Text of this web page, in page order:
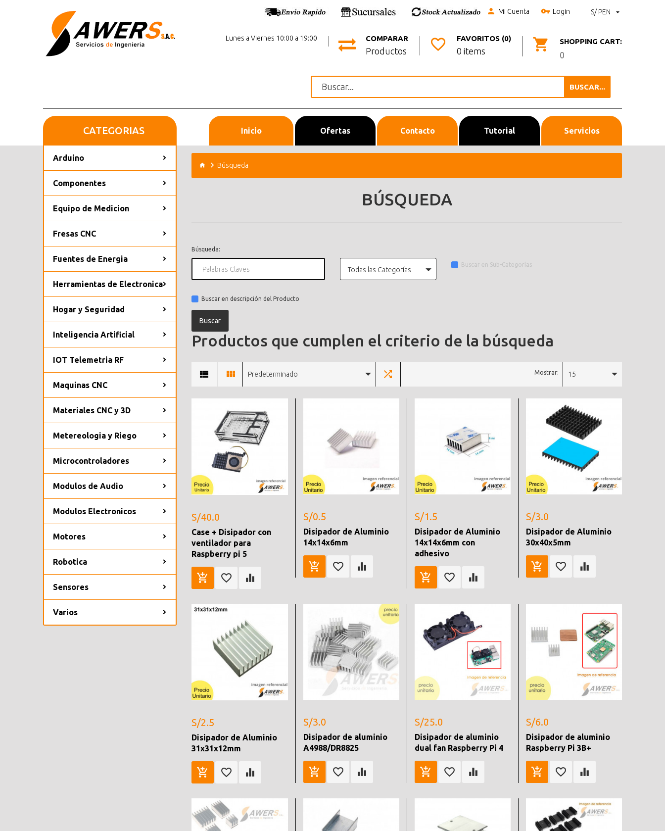
S/ PEN
Mi Cuenta Login
SHOPPING CART:
0
FAVORITOS (0)
0 items
COMPARAR
Productos
Lunes a Viernes 10:00 a 19:00
BUSCAR...
Inicio Ofertas Contacto Tutorial Servicios
CATEGORIAS
Arduino
Componentes
Equipo de Medicion
Fresas CNC
Fuentes de Energia
Herramientas de Electronica
Hogar y Seguridad
Inteligencia Artificial
IOT Telemetria RF
Maquinas CNC
Materiales CNC y 3D
Metereologia y Riego
Microcontroladores
Modulos de Audio
Modulos Electronicos
Motores
Robotica
Sensores
Varios
Búsqueda
BÚSQUEDA
Búsqueda:
Todas las Categorías
Buscar en Sub-Categorías
Buscar en descripción del Producto
Productos que cumplen el criterio de la búsqueda
Predeterminado Mostrar: 15
S/40.0
Case + Disipador con
ventilador para
Raspberry pi 5
S/0.5
Disipador de Aluminio
14x14x6mm
S/1.5
Disipador de Aluminio
14x14x6mm con
adhesivo
S/3.0
Disipador de Aluminio
30x40x5mm
S/2.5
Disipador de Aluminio
31x31x12mm
S/3.0
Disipador de aluminio
A4988/DR8825
S/25.0
Disipador de aluminio
dual fan Raspberry Pi 4
S/6.0
Disipador de aluminio
Raspberry Pi 3B+